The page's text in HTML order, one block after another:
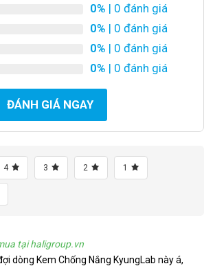
0% | 0 đánh giá
0% | 0 đánh giá
0% | 0 đánh giá
0% | 0 đánh giá
ĐÁNH GIÁ NGAY
4 3 2 1
tại haligroup.vn
dòng Kem Chống Nắng KyungLab này á,